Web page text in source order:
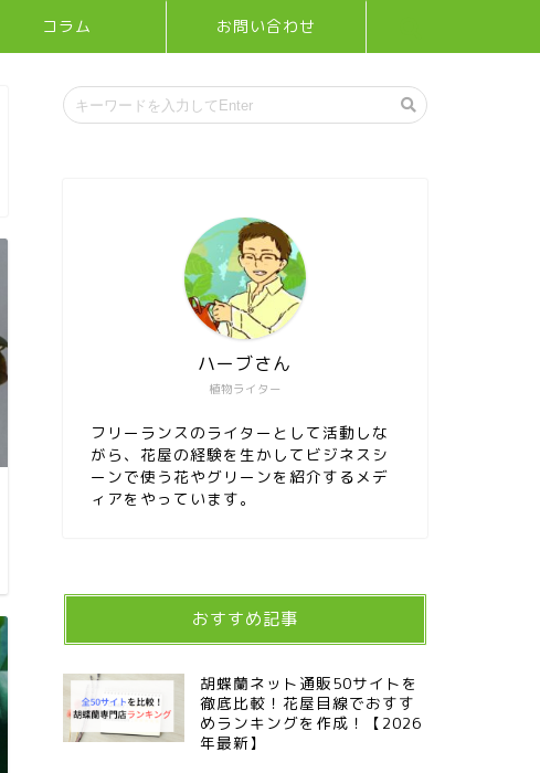
コラム お問い合わせ
植物ライター
ハーブさん
フリーランスのライターとして活動しな
がら、花屋の経験を生かしてビジネスシ
ーンで使う花やグリーンを紹介するメデ
ィアをやっています。
おすすめ記事
胡蝶蘭ネット通販50サイトを
徹底比較！花屋目線でおすす
めランキングを作成！【2026
年最新】